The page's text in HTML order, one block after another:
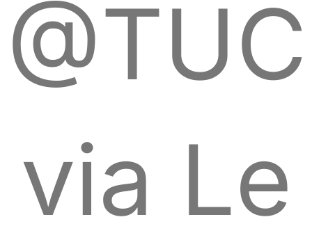
via Le